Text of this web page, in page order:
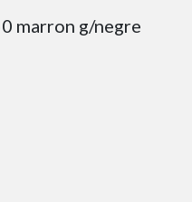
marron g/negre